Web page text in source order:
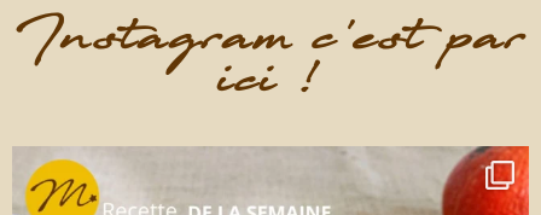
Instagram c'est par
ici !